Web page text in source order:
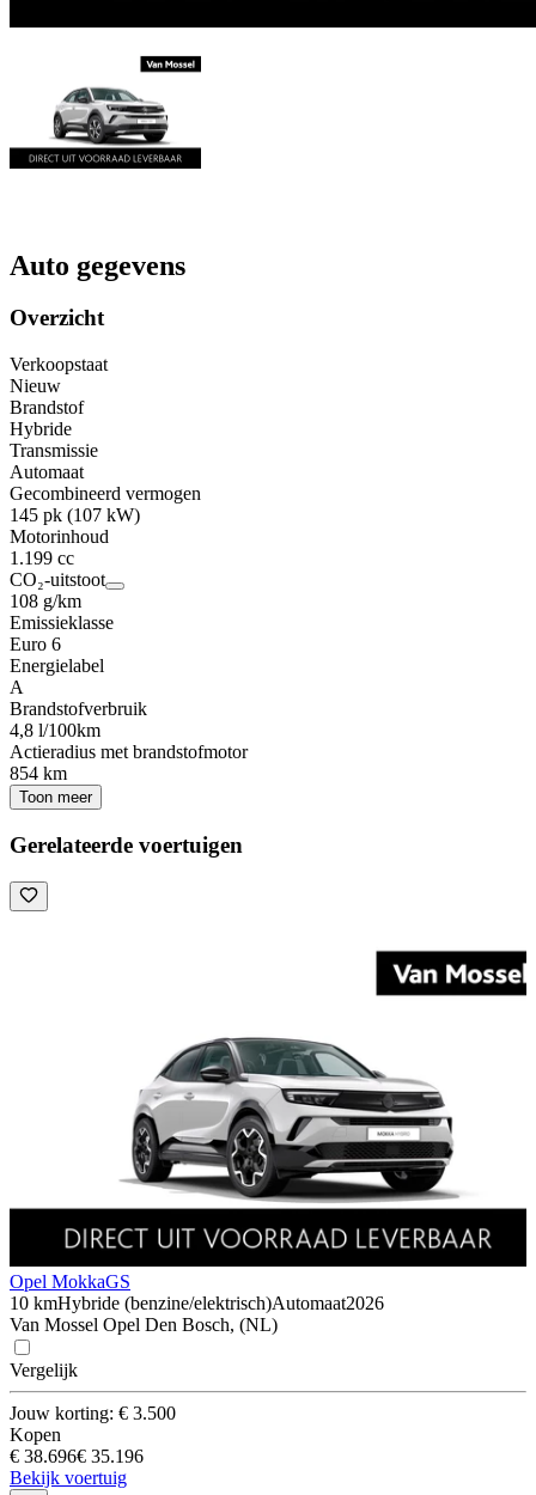
Auto gegevens
Overzicht
Verkoopstaat
Nieuw
Brandstof
Hybride
Transmissie
Automaat
Gecombineerd vermogen
145 pk (107 kW)
Motorinhoud
1.199 cc
CO₂-uitstoot
108 g/km
Emissieklasse
Euro 6
Energielabel
A
Brandstofverbruik
4,8 l/100km
Actieradius met brandstofmotor
854 km
Toon meer
Gerelateerde voertuigen
Opel MokkaGS
10 kmHybride (benzine/elektrisch)Automaat2026
Van Mossel Opel Den Bosch, (NL)
Vergelijk
Jouw korting: € 3.500
Kopen
€ 38.696€ 35.196
Bekijk voertuig